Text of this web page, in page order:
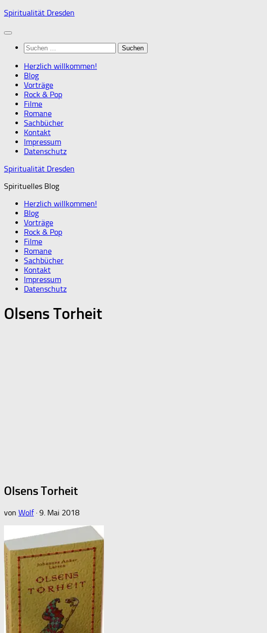
Zum
springen
Spiritualität Dresden
Suchen
nach:
Herzlich willkommen!
Blog
Vorträge
Rock & Pop
Filme
Romane
Sachbücher
Kontakt
Impressum
Datenschutz
Spiritualität Dresden
Spirituelles Blog
Herzlich willkommen!
Blog
Vorträge
Rock & Pop
Filme
Romane
Sachbücher
Kontakt
Impressum
Datenschutz
Olsens Torheit
Olsens Torheit
von Wolf · 9. Mai 2018